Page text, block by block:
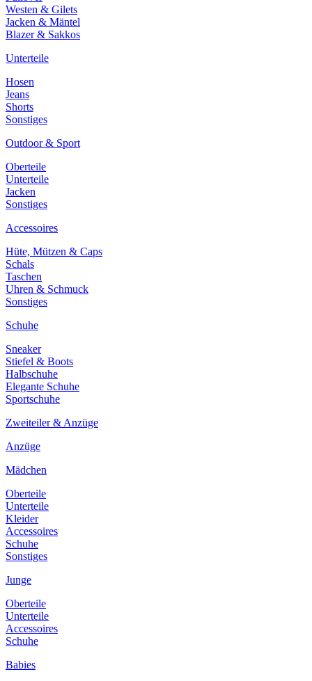
Westen & Gilets
Jacken & Mäntel
Blazer & Sakkos
Unterteile
Hosen
Jeans
Shorts
Sonstiges
Outdoor & Sport
Oberteile
Unterteile
Jacken
Sonstiges
Accessoires
Hüte, Mützen & Caps
Schals
Taschen
Uhren & Schmuck
Sonstiges
Schuhe
Sneaker
Stiefel & Boots
Halbschuhe
Elegante Schuhe
Sportschuhe
Zweiteiler & Anzüge
Anzüge
Mädchen
Oberteile
Unterteile
Kleider
Accessoires
Schuhe
Sonstiges
Junge
Oberteile
Unterteile
Accessoires
Schuhe
Babies